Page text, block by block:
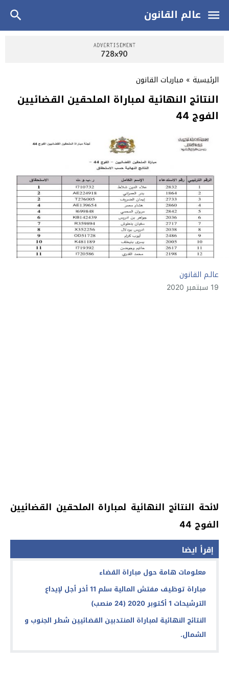
عالم القانون
الرئيسية » مباريات القانون
النتائج النهائية لمباراة الملحقين القضائيين
الفوج 44
عالـم القانون
19 سبتمبر 2020
لائحة النتائج النهائية لمباراة الملحقين القضائيين
الفوج 44
إقرأ ايضا
معلومات هامة حول مباراة القضاء
مباراة توظيف مفتش المالية سلم 11 أخر أجل لإيداع
الترشيحات 1 أكتوبر 2020 (24 منصب)
النتائج النهائية لمباراة المنتدبين القضائيين شطر الجنوب و
الشمال.